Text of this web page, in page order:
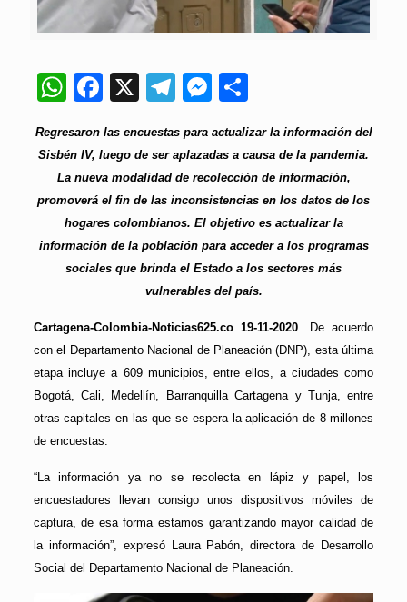
WhatsApp
Facebook
X Telegram
Messenger
Regresaron las encuestas para actualizar la información del
Sisbén IV, luego de ser aplazadas a causa de la pandemia.
La nueva modalidad de recolección de información,
promoverá el fin de las inconsistencias en los datos de los
hogares colombianos. El objetivo es actualizar la
información de la población para acceder a los programas
sociales que brinda el Estado a los sectores más
vulnerables del país.
Cartagena-Colombia-Noticias625.co 19-11-2020 . De acuerdo
con el Departamento Nacional de Planeación (DNP), esta última
etapa incluye a 609 municipios, entre ellos, a ciudades como
Bogotá, Cali, Medellín, Barranquilla Cartagena y Tunja, entre
otras capitales en las que se espera la aplicación de 8 millones
de encuestas.
“La información ya no se recolecta en lápiz y papel, los
encuestadores llevan consigo unos dispositivos móviles de
captura, de esa forma estamos garantizando mayor calidad de
la información”, expresó Laura Pabón, directora de Desarrollo
Social del Departamento Nacional de Planeación.